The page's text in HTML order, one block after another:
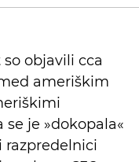
objavili cca
ameriškim
se je »dokopala«
razpredelnici